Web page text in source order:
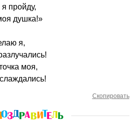
пройду,
душка!»
я,
моя,
Скопировать